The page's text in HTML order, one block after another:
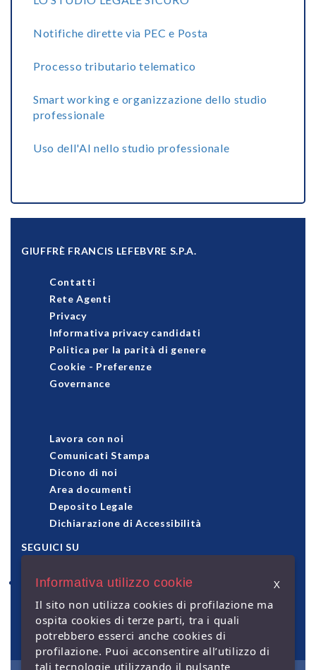
Notifiche dirette via PEC e Posta
Processo tributario telematico
Smart working e organizzazione dello studio
professionale
Uso dell'AI nello studio professionale
GIUFFRÈ FRANCIS LEFEBVRE S.P.A.
Contatti
Rete Agenti
Privacy
Informativa privacy candidati
Politica per la parità di genere
Cookie - Preferenze
Governance
Lavora con noi
Comunicati Stampa
Dicono di noi
Area documenti
Deposito Legale
Dichiarazione di Accessibilità
SEGUICI SU
pagamenti accettati
Informativa utilizzo cookie
X
Il sito non utilizza cookies di profilazione ma
ospita cookies di terze parti, tra i quali
potrebbero esserci anche cookies di
profilazione. Puoi acconsentire all’utilizzo di
tali tecnologie utilizzando il pulsante